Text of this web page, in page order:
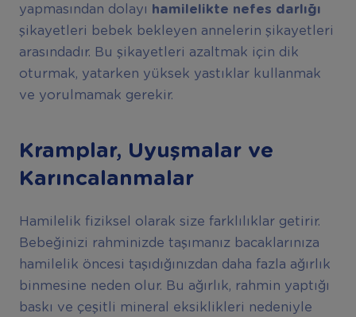
yapmasından dolayı hamilelikte nefes darlığı
şikayetleri bebek bekleyen annelerin şikayetleri
arasındadır. Bu şikayetleri azaltmak için dik
oturmak, yatarken yüksek yastıklar kullanmak
ve yorulmamak gerekir.
Kramplar, Uyuşmalar ve
Karıncalanmalar
Hamilelik fiziksel olarak size farklılıklar getirir.
Bebeğinizi rahminizde taşımanız bacaklarınıza
hamilelik öncesi taşıdığınızdan daha fazla ağırlık
binmesine neden olur. Bu ağırlık, rahmin yaptığı
baskı ve çeşitli mineral eksiklikleri nedeniyle